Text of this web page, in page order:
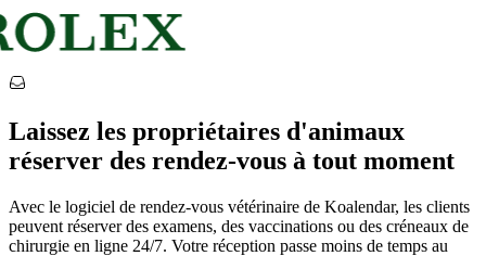
Laissez les propriétaires d'animaux
réserver des rendez-vous à tout moment
Avec le logiciel de rendez-vous vétérinaire de Koalendar, les clients
peuvent réserver des examens, des vaccinations ou des créneaux de
chirurgie en ligne 24/7. Votre réception passe moins de temps au